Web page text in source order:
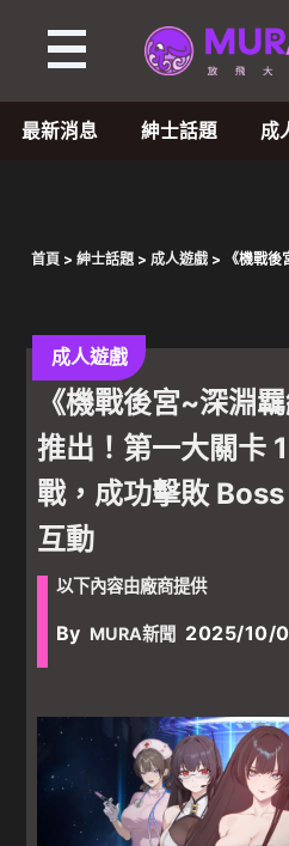
最新消息 紳士話題 成
首頁 > 紳士話題> 成人遊戲> 《機戰後
成人遊戲
《機戰後宮~深淵
推出！第一大關卡
戰，成功擊敗
互動
以下內容由廠商提供
By MURA新聞 2025/10/